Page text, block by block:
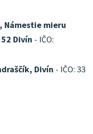
Námestie mieru
Divín - IČO:
Divín - IČO: 33